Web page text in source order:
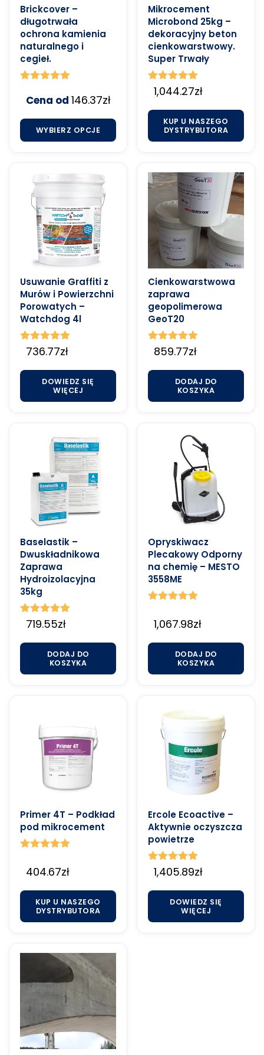
Brickcover –
długotrwała
ochrona kamienia
naturalnego i
cegieł.
5.00
Cena od 146.37zł
WYBIERZ OPCJE
Mikrocement
Microbond 25kg –
dekoracyjny beton
cienkowarstwowy.
Super Trwały
Oceniono
5.00
1,044.27zł
KUP U NASZEGO
DYSTRYBUTORA
Usuwanie Graffiti z
Murów i Powierzchni
Porowatych –
Watchdog 4l
Oceniono
5.00
736.77zł
DOWIEDZ SIĘ
WIĘCEJ
Cienkowarstwowa
zaprawa
geopolimerowa
GeoT20
Oceniono
5.00
859.77zł
DODAJ DO
KOSZYKA
Baselastik –
Dwuskładnikowa
Zaprawa
Hydroizolacyjna
35kg
Oceniono
5.00
719.55zł
DODAJ DO
KOSZYKA
Opryskiwacz
Plecakowy Odporny
na chemię – MESTO
3558ME
5.00
na 5
1,067.98zł
DODAJ DO
KOSZYKA
Primer 4T – Podkład
pod mikrocement
5.00
na 5
404.67zł
KUP U NASZEGO
DYSTRYBUTORA
Ercole Ecoactive –
Aktywnie oczyszcza
powietrze
Oceniono
5.00
1,405.89zł
DOWIEDZ SIĘ
WIĘCEJ